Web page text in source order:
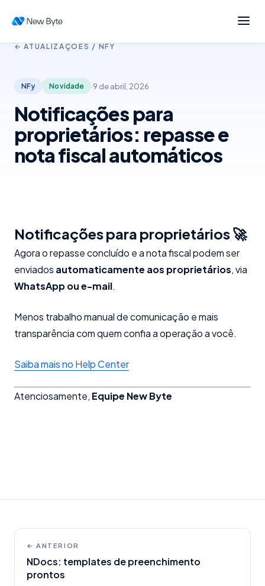
← ATUALIZAÇÕES / NFY
NFy Novidade ·9 de abril, 2026
Notificações para
proprietários: repasse e
nota fiscal automáticos
Notificações para proprietários 🚀
Agora o repasse concluído e a nota fiscal podem ser
enviados automaticamente aos proprietários, via
WhatsApp ou e-mail.
Menos trabalho manual de comunicação e mais
transparência com quem confia a operação a você.
Saiba mais no Help Center
Atenciosamente, Equipe New Byte
← ANTERIOR
NDocs: templates de preenchimento
prontos